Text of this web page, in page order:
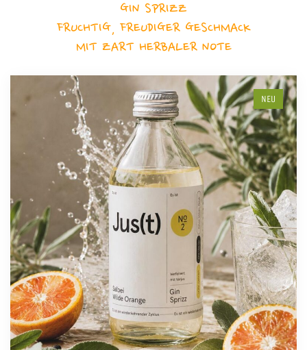
GIN SPRIZZ
FRUCHTIG, FREUDIGER GESCHMACK
MIT ZART HERBALER NOTE
NEU